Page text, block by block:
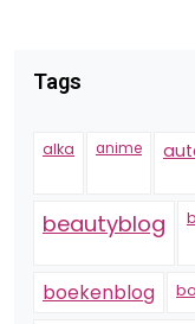
Tags
alka anime
beautyblog
boekenblog